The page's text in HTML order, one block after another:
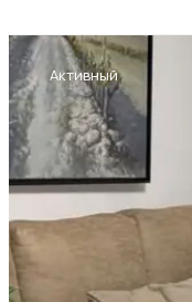
Активный